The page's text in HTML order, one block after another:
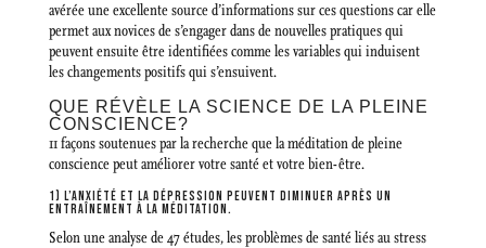
avérée une excellente source d’informations sur ces questions car elle
permet aux novices de s’engager dans de nouvelles pratiques qui
peuvent ensuite être identifiées comme les variables qui induisent
les changements positifs qui s’ensuivent.
QUE RÉVÈLE LA SCIENCE DE LA PLEINE
CONSCIENCE?
11 façons soutenues par la recherche que la méditation de pleine
conscience peut améliorer votre santé et votre bien-être.
1) L’ANXIÉTÉ ET LA DÉPRESSION PEUVENT DIMINUER APRÈS UN
ENTRAÎNEMENT À LA MÉDITATION.
Selon une analyse de 47 études, les problèmes de santé liés au stress